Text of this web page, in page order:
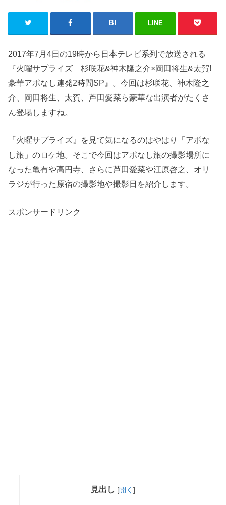
LINE
2017年7月4日の19時から日本テレビ系列で放送される
『火曜サプライズ 杉咲花&神木隆之介×岡田将生&太賀!
豪華アポなし連発2時間SP』。今回は杉咲花、神木隆之
介、岡田将生、太賀、芦田愛菜ら豪華な出演者がたくさ
ん登場しますね。
『火曜サプライズ』を見て気になるのはやはり「アポな
し旅」のロケ地。そこで今回はアポなし旅の撮影場所に
なった亀有や高円寺、さらに芦田愛菜や江原啓之、オリ
ラジが行った原宿の撮影地や撮影日を紹介します。
スポンサードリンク
見出し [開く ]